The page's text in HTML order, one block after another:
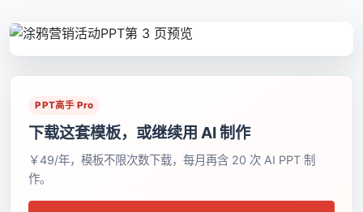
PPT高手 Pro
下载这套模板，或继续用 AI 制作
￥49/年，模板不限次数下载，每月再含 20 次 AI PPT 制
作。